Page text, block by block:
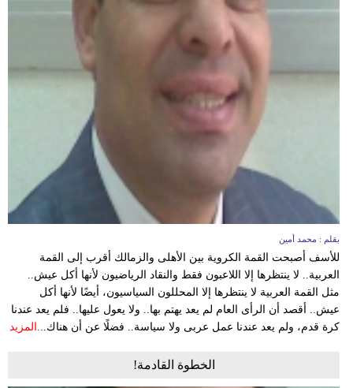
بقلم : محمد أمين
للأسف أصبحت القمة الكروية بين الأهلى والزمالك أقرب إلى القمة
العربية.. لا ينتظرها إلا اللاعبون فقط والنقاد الرياضيون لأنها أكل عيش..
مثل القمة العربية لا ينتظرها إلا المحللون السياسيون، أيضًا لأنها أكل
عيش.. أقصد أن الرأى العام لم يعد يهتم بها.. ولا يعول عليها.. فلم يعد عندنا
كرة قدم، ولم يعد عندنا عمل عربى ولا سياسة.. فضلًا عن أن هناك... المزيد
الخطوة القادمة!